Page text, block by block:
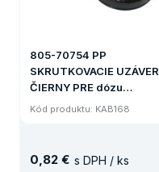
805-70754 PP
SKRUTKOVACIE UZÁVER
ČIERNY PRE dózu
ŠIROKOHRLOU 750 -
Kód produktu: KAB168
0,82 € s DPH / ks